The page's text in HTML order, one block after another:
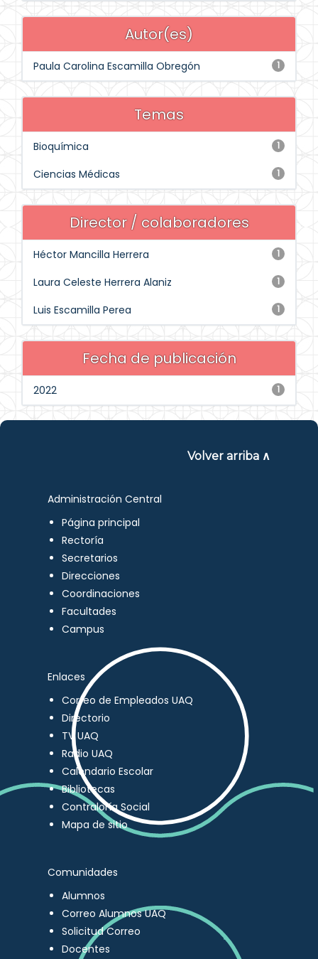
Autor(es)
1
Paula Carolina Escamilla Obregón
Temas
1
Bioquímica
1
Ciencias Médicas
Director / colaboradores
1
Héctor Mancilla Herrera
1
Laura Celeste Herrera Alaniz
1
Luis Escamilla Perea
Fecha de publicación
1
2022
Volver arriba ∧
Administración Central
Página principal
Rectoría
Secretarios
Direcciones
Coordinaciones
Facultades
Campus
Enlaces
Correo de Empleados UAQ
Directorio
TV UAQ
Radio UAQ
Calendario Escolar
Bibliotecas
Contraloría Social
Mapa de sitio
Comunidades
Alumnos
Correo Alumnos UAQ
Solicitud Correo
Docentes